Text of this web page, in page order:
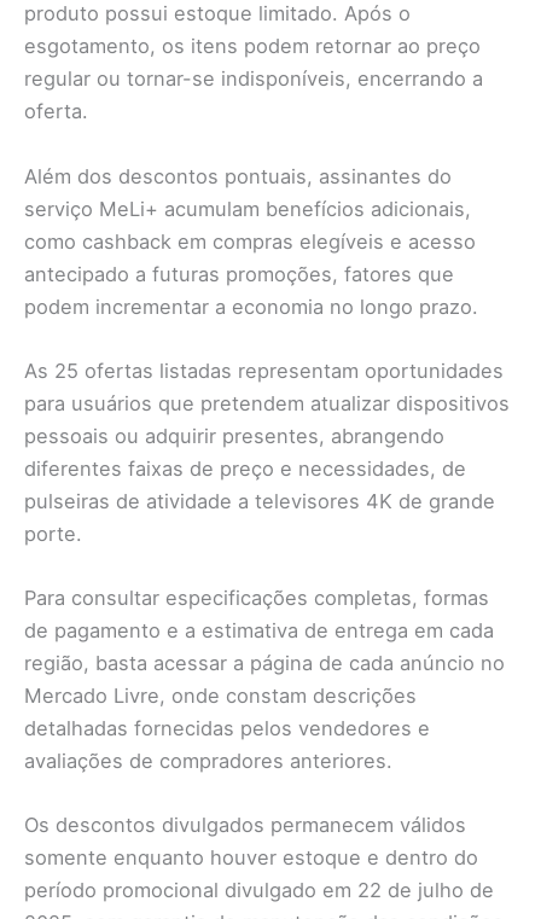
produto possui estoque limitado. Após o
esgotamento, os itens podem retornar ao preço
regular ou tornar-se indisponíveis, encerrando a
oferta.
Além dos descontos pontuais, assinantes do
serviço MeLi+ acumulam benefícios adicionais,
como cashback em compras elegíveis e acesso
antecipado a futuras promoções, fatores que
podem incrementar a economia no longo prazo.
As 25 ofertas listadas representam oportunidades
para usuários que pretendem atualizar dispositivos
pessoais ou adquirir presentes, abrangendo
diferentes faixas de preço e necessidades, de
pulseiras de atividade a televisores 4K de grande
porte.
Para consultar especificações completas, formas
de pagamento e a estimativa de entrega em cada
região, basta acessar a página de cada anúncio no
Mercado Livre, onde constam descrições
detalhadas fornecidas pelos vendedores e
avaliações de compradores anteriores.
Os descontos divulgados permanecem válidos
somente enquanto houver estoque e dentro do
período promocional divulgado em 22 de julho de